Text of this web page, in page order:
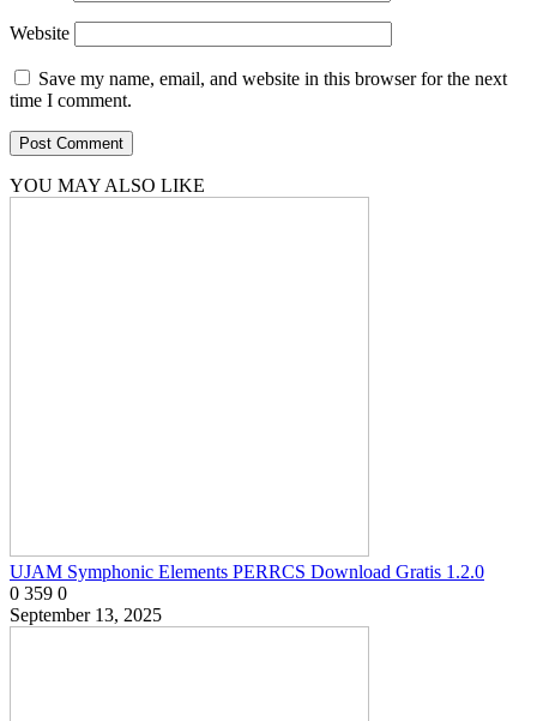
Website
Save my name, email, and website in this browser for the next
time I comment.
YOU MAY ALSO LIKE
UJAM Symphonic Elements PERRCS Download Gratis 1.2.0
0 359 0
September 13, 2025